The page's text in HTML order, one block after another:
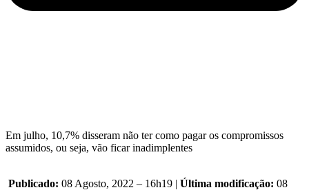
Em julho, 10,7% disseram não ter como pagar os compromissos
assumidos, ou seja, vão ficar inadimplentes
Publicado: 08 Agosto, 2022 – 16h19 | Última modificação: 08